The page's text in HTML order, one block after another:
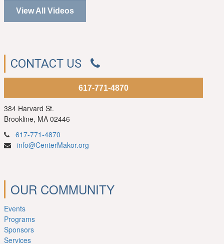
View All Videos
CONTACT US
617-771-4870
384 Harvard St.
Brookline, MA 02446
617-771-4870
info@CenterMakor.org
OUR COMMUNITY
Events
Programs
Sponsors
Services